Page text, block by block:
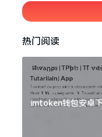
热门阅读
imtoken钱包安卓